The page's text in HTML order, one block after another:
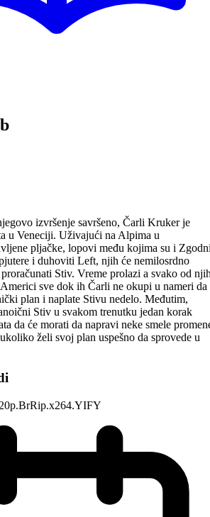
izvršenje savršeno, Čarli Kruker je
u Veneciji. Uživajući na Alpima u
pljačke, lopovi među kojima su i
i duhoviti Left, njih će nemilosrdno
Stiv. Vreme prolazi a svako od
sve dok ih Čarli ne okupi u nameri da
plan i naplate Stivu nedelo. Međutim,
Stiv u svakom trenutku jedan korak
da će morati da napravi neke smele
želi svoj plan uspešno da sprovede u